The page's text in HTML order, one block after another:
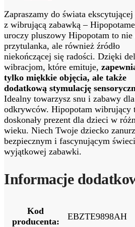
Zapraszamy do świata
z wibrującą zabawką –
uroczy pluszowy Hipopotam to
przytulanka, ale również źródło
niekończącej się radości. Dzięki
wibracjom, które emituje,
tylko miękkie objęcia, ale także
dodatkową stymulację
Idealny towarzysz snu i zabawy dla
odkrywców. Hipopotam wibrujący
doskonały prezent dla dzieci w
wieku. Niech Twoje dziecko
bezpiecznym i fascynującym
wyjątkowej zabawki.
Informacje
Kod
producenta:
EBZTE9898AH